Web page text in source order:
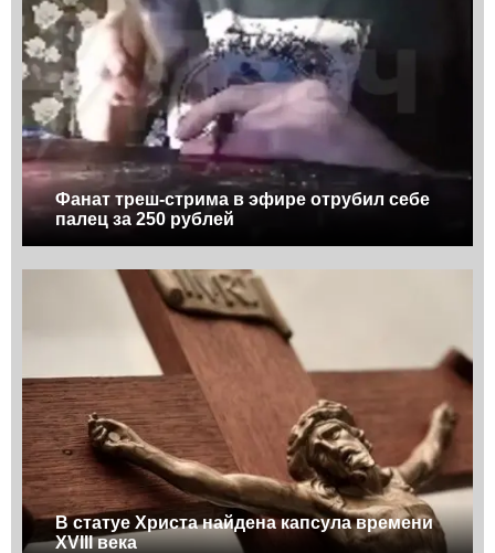
Фанат треш-стрима в эфире отрубил себе
палец за 250 рублей
В статуе Христа найдена капсула времени
XVIII века